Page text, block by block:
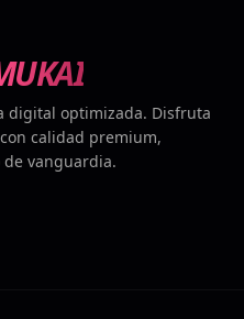
digital optimizada. Disfruta
calidad premium,
vanguardia.